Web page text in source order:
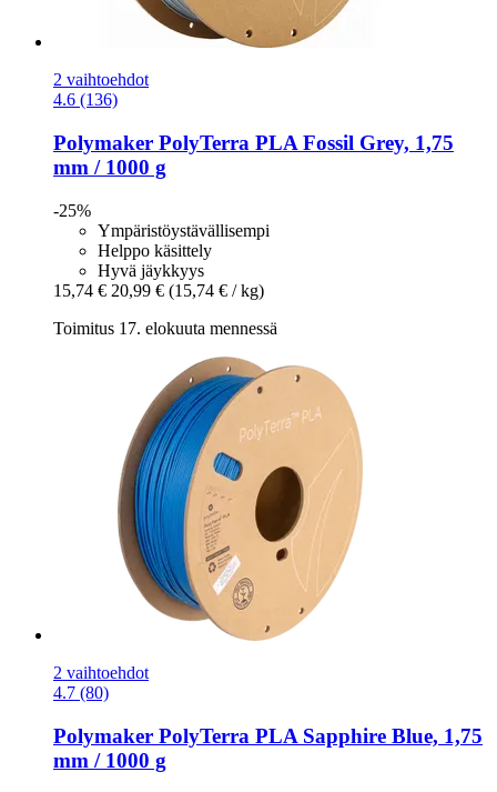
2 vaihtoehdot
4.6 (136)
Polymaker PolyTerra PLA Fossil Grey, 1,75
mm / 1000 g
-25%
Ympäristöystävällisempi
Helppo käsittely
Hyvä jäykkyys
15,74 € 20,99 € (15,74 € / kg)
Toimitus 17. elokuuta mennessä
2 vaihtoehdot
4.7 (80)
Polymaker PolyTerra PLA Sapphire Blue, 1,75
mm / 1000 g